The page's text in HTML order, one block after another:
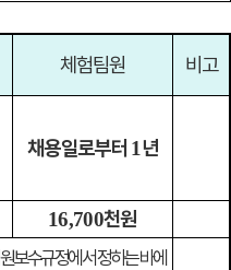
체험팀원 비고
채용일로부터 1년
16,700천원
보수규정에서 정하는 바에